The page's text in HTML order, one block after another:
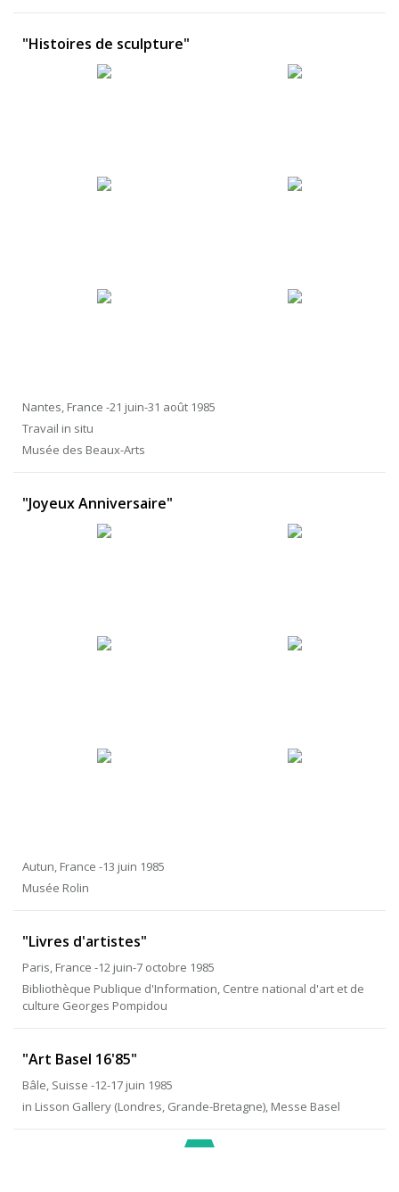
"Histoires de sculpture"
Nantes, France -21 juin-31 août 1985
Travail in situ
Musée des Beaux-Arts
"Joyeux Anniversaire"
Autun, France -13 juin 1985
Musée Rolin
"Livres d'artistes"
Paris, France -12 juin-7 octobre 1985
Bibliothèque Publique d'Information, Centre national d'art et de
culture Georges Pompidou
"Art Basel 16'85"
Bâle, Suisse -12-17 juin 1985
in Lisson Gallery (Londres, Grande-Bretagne), Messe Basel